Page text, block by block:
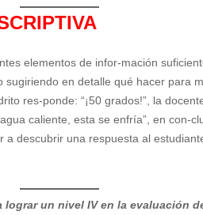
elementos de infor-mación
en detalle qué hacer para
res-ponde: “¡50 grados!”, la
caliente, esta se enfría”, en con-
descubrir una respuesta al
un nivel IV en la evaluación